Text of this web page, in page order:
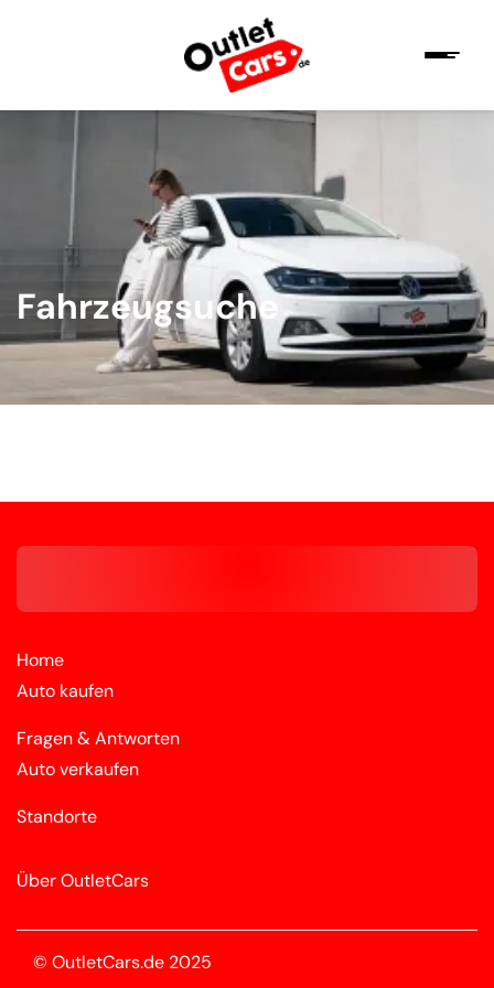
Fahrzeugsuche
Home
Auto kaufen
Fragen & Antworten
Auto verkaufen
Standorte
Über OutletCars
© OutletCars.de 2025